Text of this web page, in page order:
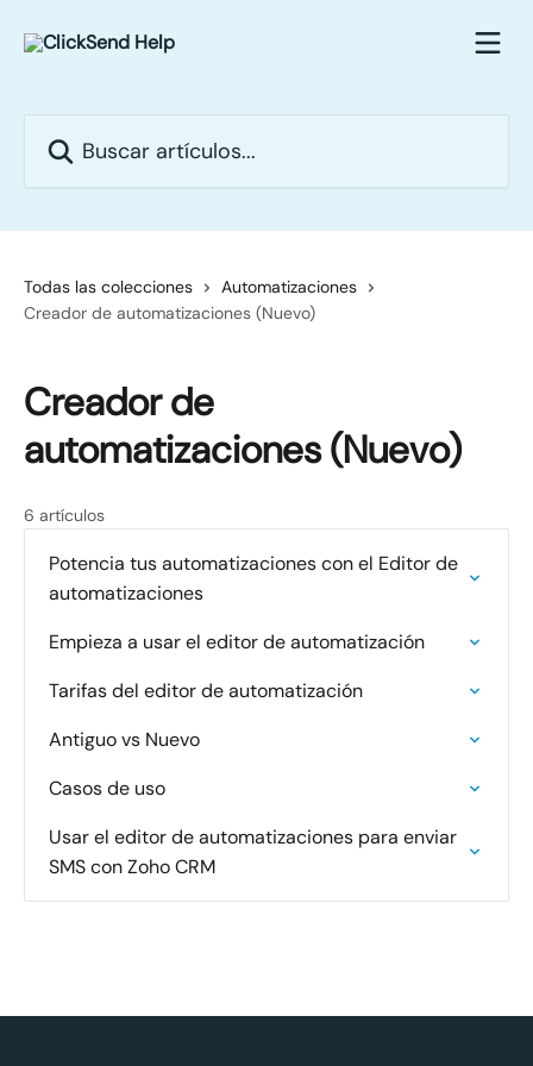
Todas las colecciones
Automatizaciones
Creador de automatizaciones (Nuevo)
Creador de
automatizaciones (Nuevo)
6 artículos
Potencia tus automatizaciones con el Editor de
automatizaciones
Empieza a usar el editor de automatización
Tarifas del editor de automatización
Antiguo vs Nuevo
Casos de uso
Usar el editor de automatizaciones para enviar
SMS con Zoho CRM